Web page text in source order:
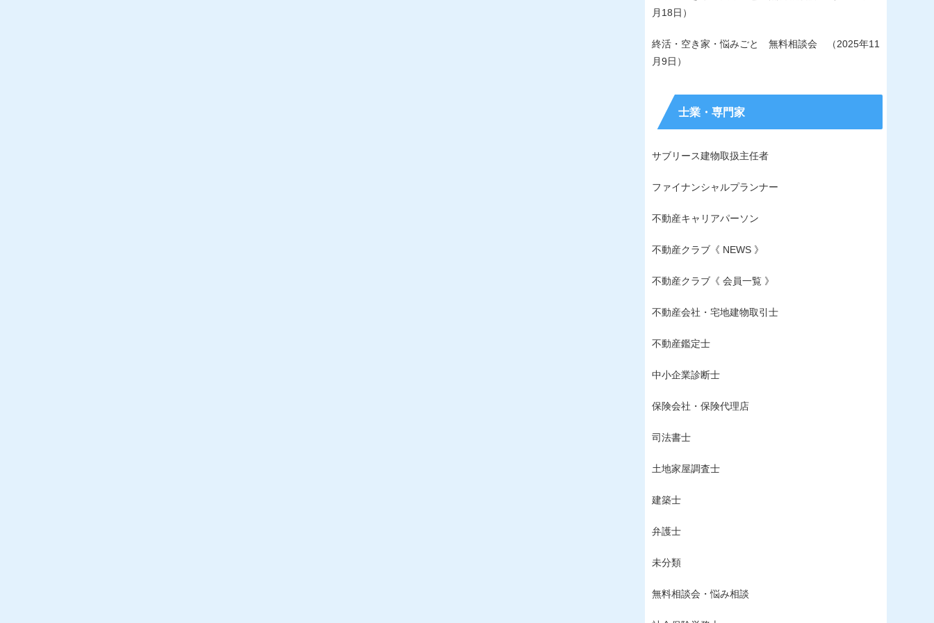
月18日）
終活・空き家・悩みごと 無料相談会 （2025年11
月9日）
士業・専門家
サブリース建物取扱主任者
ファイナンシャルプランナー
不動産キャリアパーソン
不動産クラブ《 NEWS 》
不動産クラブ《 会員一覧 》
不動産会社・宅地建物取引士
不動産鑑定士
中小企業診断士
保険会社・保険代理店
司法書士
土地家屋調査士
建築士
弁護士
未分類
無料相談会・悩み相談